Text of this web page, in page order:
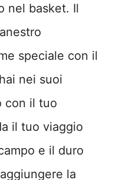
nel basket. Il
speciale con il
nei suoi
con il tuo
il tuo viaggio
e il duro
la